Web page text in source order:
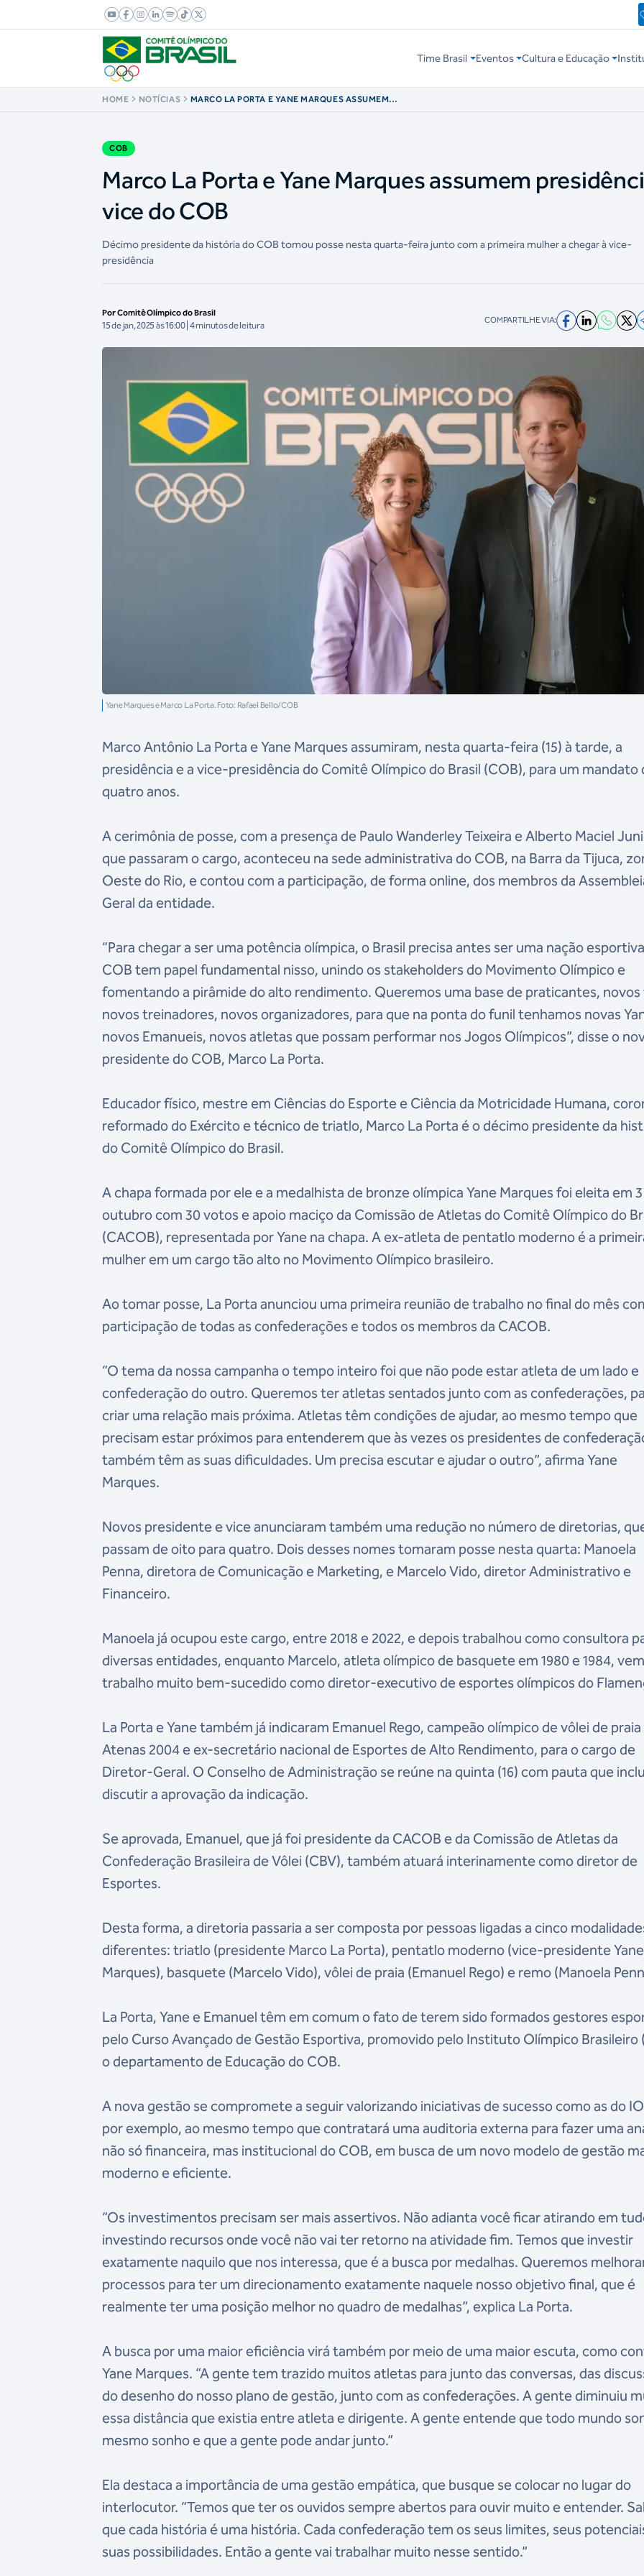
Time Brasil Eventos Cultura e Educação
HOME NOTÍCIAS
MARCO LA PORTA E YANE MARQUES ASSUMEM
COB
Marco La Porta e Yane Marques assumem
vice do COB
Décimo presidente da história do COB tomou posse nesta quarta-feira junto com a primeira mulher a chegar à vice-
presidência
Por Comitê Olímpico do Brasil
15 de jan, 2025 às 16:00 | 4 minutos de leitura COMPARTILHE VIA:
Yane Marques e Marco La Porta. Foto: Rafael Bello/COB
Marco Antônio La Porta e Yane Marques assumiram, nesta quarta-feira (15) à tarde, a
presidência e a vice-presidência do Comitê Olímpico do Brasil (COB), para um mandato
quatro anos.
A cerimônia de posse, com a presença de Paulo Wanderley Teixeira e Alberto Maciel
que passaram o cargo, aconteceu na sede administrativa do COB, na Barra da Tijuca,
Oeste do Rio, e contou com a participação, de forma online, dos membros da
Geral da entidade.
“Para chegar a ser uma potência olímpica, o Brasil precisa antes ser uma nação
COB tem papel fundamental nisso, unindo os stakeholders do Movimento Olímpico e
fomentando a pirâmide do alto rendimento. Queremos uma base de praticantes, novos
novos treinadores, novos organizadores, para que na ponta do funil tenhamos novas
novos Emanueis, novos atletas que possam performar nos Jogos Olímpicos”, disse o
presidente do COB, Marco La Porta.
Educador físico, mestre em Ciências do Esporte e Ciência da Motricidade Humana,
reformado do Exército e técnico de triatlo, Marco La Porta é o décimo presidente da
do Comitê Olímpico do Brasil.
A chapa formada por ele e a medalhista de bronze olímpica Yane Marques foi eleita em
outubro com 30 votos e apoio maciço da Comissão de Atletas do Comitê Olímpico do
(CACOB), representada por Yane na chapa. A ex-atleta de pentatlo moderno é a
mulher em um cargo tão alto no Movimento Olímpico brasileiro.
Ao tomar posse, La Porta anunciou uma primeira reunião de trabalho no final do mês
participação de todas as confederações e todos os membros da CACOB.
“O tema da nossa campanha o tempo inteiro foi que não pode estar atleta de um lado e
confederação do outro. Queremos ter atletas sentados junto com as confederações,
criar uma relação mais próxima. Atletas têm condições de ajudar, ao mesmo tempo que
precisam estar próximos para entenderem que às vezes os presidentes de
também têm as suas dificuldades. Um precisa escutar e ajudar o outro”, afirma Yane
Marques.
Novos presidente e vice anunciaram também uma redução no número de diretorias,
passam de oito para quatro. Dois desses nomes tomaram posse nesta quarta: Manoela
Penna, diretora de Comunicação e Marketing, e Marcelo Vido, diretor Administrativo e
Financeiro.
Manoela já ocupou este cargo, entre 2018 e 2022, e depois trabalhou como consultora
diversas entidades, enquanto Marcelo, atleta olímpico de basquete em 1980 e 1984,
trabalho muito bem-sucedido como diretor-executivo de esportes olímpicos do
La Porta e Yane também já indicaram Emanuel Rego, campeão olímpico de vôlei de
Atenas 2004 e ex-secretário nacional de Esportes de Alto Rendimento, para o cargo de
Diretor-Geral. O Conselho de Administração se reúne na quinta (16) com pauta que
discutir a aprovação da indicação.
Se aprovada, Emanuel, que já foi presidente da CACOB e da Comissão de Atletas da
Confederação Brasileira de Vôlei (CBV), também atuará interinamente como diretor de
Esportes.
Desta forma, a diretoria passaria a ser composta por pessoas ligadas a cinco
diferentes: triatlo (presidente Marco La Porta), pentatlo moderno (vice-presidente Yane
Marques), basquete (Marcelo Vido), vôlei de praia (Emanuel Rego) e remo (Manoela
La Porta, Yane e Emanuel têm em comum o fato de terem sido formados gestores
pelo Curso Avançado de Gestão Esportiva, promovido pelo Instituto Olímpico Brasileiro
o departamento de Educação do COB.
A nova gestão se compromete a seguir valorizando iniciativas de sucesso como as do
por exemplo, ao mesmo tempo que contratará uma auditoria externa para fazer uma
não só financeira, mas institucional do COB, em busca de um novo modelo de gestão
moderno e eficiente.
“Os investimentos precisam ser mais assertivos. Não adianta você ficar atirando em
investindo recursos onde você não vai ter retorno na atividade fim. Temos que investir
exatamente naquilo que nos interessa, que é a busca por medalhas. Queremos
processos para ter um direcionamento exatamente naquele nosso objetivo final, que é
realmente ter uma posição melhor no quadro de medalhas”, explica La Porta.
A busca por uma maior eficiência virá também por meio de uma maior escuta, como
Yane Marques. “A gente tem trazido muitos atletas para junto das conversas, das
do desenho do nosso plano de gestão, junto com as confederações. A gente diminuiu
essa distância que existia entre atleta e dirigente. A gente entende que todo mundo
mesmo sonho e que a gente pode andar junto.”
Ela destaca a importância de uma gestão empática, que busque se colocar no lugar do
interlocutor. “Temos que ter os ouvidos sempre abertos para ouvir muito e entender.
que cada história é uma história. Cada confederação tem os seus limites, seus
suas possibilidades. Então a gente vai trabalhar muito nesse sentido.”